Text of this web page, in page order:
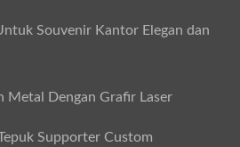
Souvenir Kantor Elegan dan
Metal Dengan Grafir Laser
Supporter Custom